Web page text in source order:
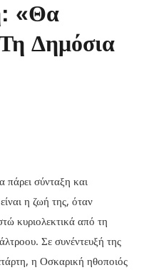
«Θα
Δημόσια
πάρει σύνταξη και
η ζωή της, όταν
κυριολεκτικά από τη
Σε συνέντευξή της
η Οσκαρική ηθοποιός